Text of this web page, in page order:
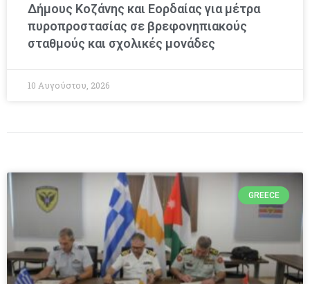
Δήμους Κοζάνης και Εορδαίας για μέτρα
πυροπροστασίας σε βρεφονηπιακούς
σταθμούς και σχολικές μονάδες
10 Αυγούστου, 2026
GREECE